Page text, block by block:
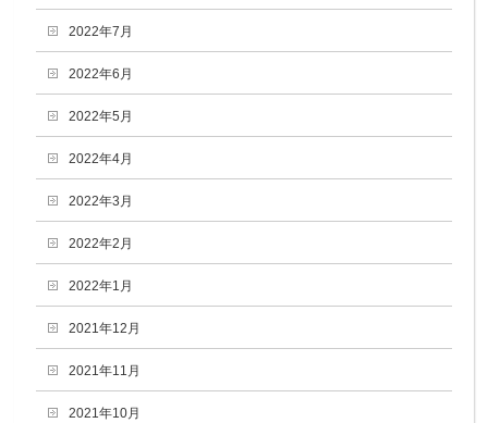
2022年7月
2022年6月
2022年5月
2022年4月
2022年3月
2022年2月
2022年1月
2021年12月
2021年11月
2021年10月